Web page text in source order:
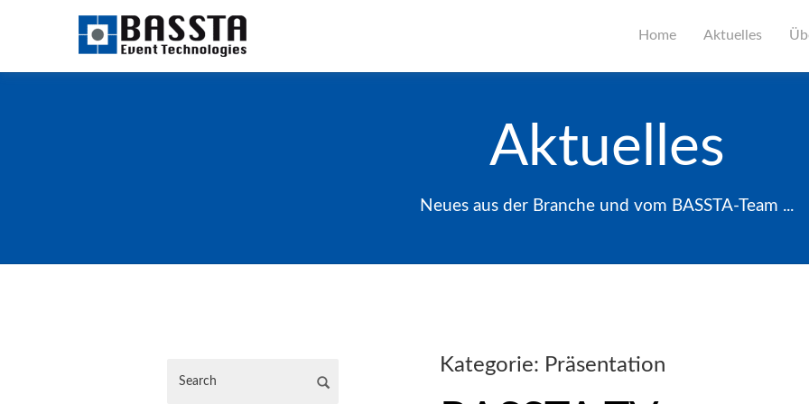
Home Aktuelles
Aktuelles
Neues aus der Branche und vom BASSTA-Team ...
Kategorie: Präsentation